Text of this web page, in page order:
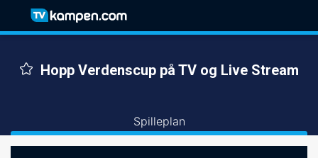
Hopp Verdenscup på TV og Live Stream
Spilleplan